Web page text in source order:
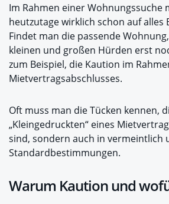
Im Rahmen einer Wohnungssuche
heutzutage wirklich schon auf alles
Findet man die passende
kleinen und großen Hürden erst
zum Beispiel, die Kaution im
Mietvertragsabschlusses.
Oft muss man die Tücken kennen,
„Kleingedruckten“ eines
sind, sondern auch in vermeintlich
Standardbestimmungen.
Warum Kaution und